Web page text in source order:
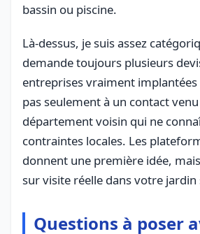
bassin ou piscine.
Là-dessus, je suis assez
demande toujours plusieurs
entreprises vraiment implantées
pas seulement à un contact venu
département voisin qui ne
contraintes locales. Les
donnent une première idée,
sur visite réelle dans votre
Questions à poser